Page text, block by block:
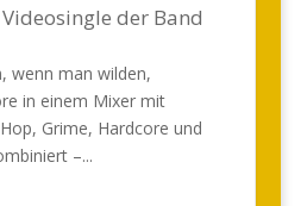
Videosingle der Band
wenn man wilden,
in einem Mixer mit
Grime, Hardcore und
–...